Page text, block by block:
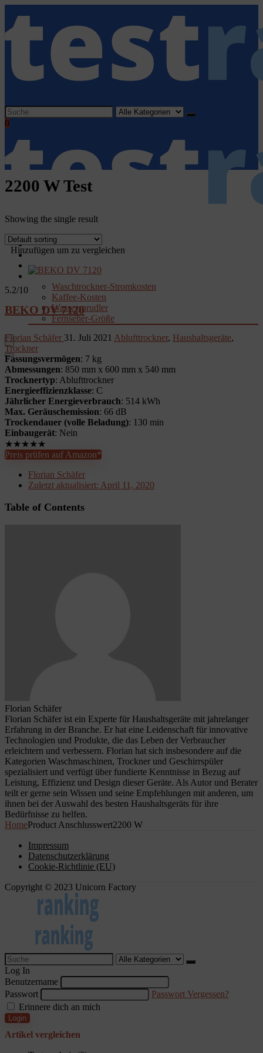
Search
for:
0
Home
Haushaltsgeräte
Garten
Rechner & Tools
Waschtrockner-Stromkosten
Kaffee-Kosten
Wassersprudler
Fernseher-Größe
2200 W Test
Showing the single result
Hinzufügen um zu vergleichen
5.2/10
BEKO DV 7120
Florian Schäfer 31. Juli 2021 Ablufttrockner, Haushaltsgeräte,
Trockner
Fassungsvermögen: 7 kg
Abmessungen: 850 mm x 600 mm x 540 mm
Trocknertyp: Ablufttrockner
Energieeffizienzklasse: C
Jährlicher Energieverbrauch: 514 kWh
Max. Geräuschemission: 66 dB
Trockendauer (volle Beladung): 130 min
Einbaugerät: Nein
★★★★★
Preis prüfen auf Amazon*
Florian Schäfer
Zuletzt aktualisiert: April 11, 2020
Table of Contents
Florian Schäfer
Florian Schäfer ist ein Experte für Haushaltsgeräte mit jahrelanger
Erfahrung in der Branche. Er hat eine Leidenschaft für innovative
Technologien und Produkte, die das Leben der Verbraucher
erleichtern und verbessern. Florian hat sich insbesondere auf die
Kategorien Waschmaschinen, Trockner und Geschirrspüler
spezialisiert und verfügt über fundierte Kenntnisse in Bezug auf
Leistung, Effizienz und Design dieser Geräte. Als Autor und Berater
teilt er gerne sein Wissen und seine Empfehlungen mit anderen, um
ihnen bei der Auswahl des besten Haushaltsgeräts für ihre
Bedürfnisse zu helfen.
HomeProduct Anschlusswert2200 W
Impressum
Datenschutzerklärung
Cookie-Richtlinie (EU)
Copyright © 2023 Unicorn Factory
Search
for:
Log In
Benutzername
Passwort
Passwort Vergessen?
Erinnere dich an mich
Login
Artikel vergleichen